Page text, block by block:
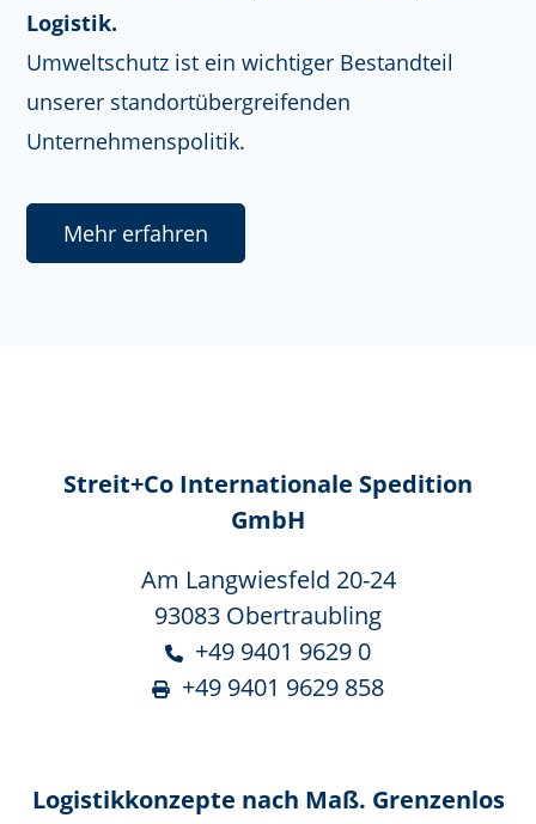
Logistik.
Umweltschutz ist ein wichtiger Bestandteil
unserer standortübergreifenden
Unternehmenspolitik.
Mehr erfahren
Streit+Co Internationale Spedition
GmbH
Am Langwiesfeld 20-24
93083 Obertraubling
+49 9401 9629 0
+49 9401 9629 858
Logistikkonzepte nach Maß. Grenzenlos